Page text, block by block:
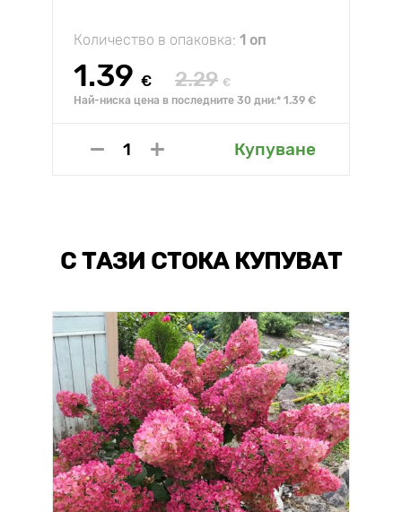
Количество в опаковка: 1 оп
1.39 € 2.29 €
Най-ниска цена в последните 30 дни:* 1.39 €
Купуване
С ТАЗИ СТОКА КУПУВАТ